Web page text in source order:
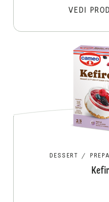
VEDI
DESSERT /